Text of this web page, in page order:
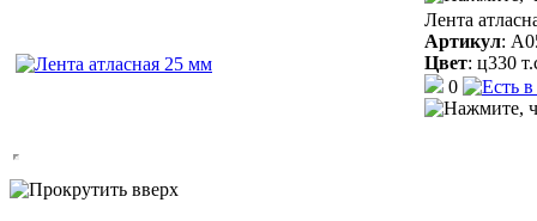
Лента
Артикул:
Цвет: ц330
0